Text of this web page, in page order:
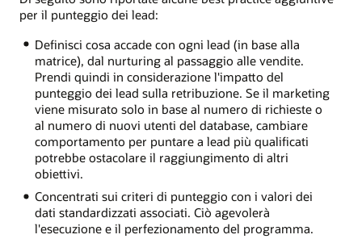
per il punteggio dei lead:
Definisci cosa accade con ogni lead (in base alla
matrice), dal nurturing al passaggio alle vendite.
Prendi quindi in considerazione l'impatto del
punteggio dei lead sulla retribuzione. Se il marketing
viene misurato solo in base al numero di richieste o
al numero di nuovi utenti del database, cambiare
comportamento per puntare a lead più qualificati
potrebbe ostacolare il raggiungimento di altri
obiettivi.
Concentrati sui criteri di punteggio con i valori dei
dati standardizzati associati. Ciò agevolerà
l'esecuzione e il perfezionamento del programma.